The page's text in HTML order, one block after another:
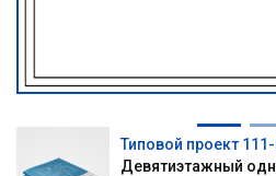
Типовой проект
Девятиэтажный